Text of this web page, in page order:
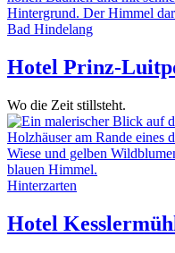
Bad Hindelang
Hotel Prinz-
Wo die Zeit stillsteht.
Hinterzarten
Hotel